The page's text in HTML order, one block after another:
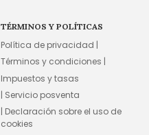
TÉRMINOS Y POLÍTICAS
Política de privacidad |
Términos y condiciones |
Impuestos y tasas
| Servicio posventa
| Declaración sobre el uso de
cookies